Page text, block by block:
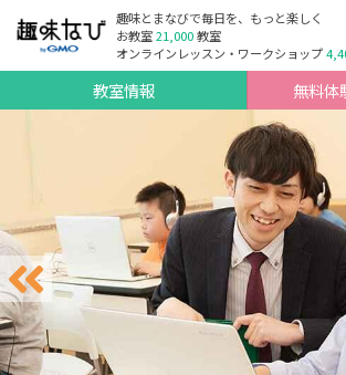
趣味とまなびで毎日を、もっと楽しく
お教室21,000教室
オンラインレッスン・ワークショップ
教室情報 無料体